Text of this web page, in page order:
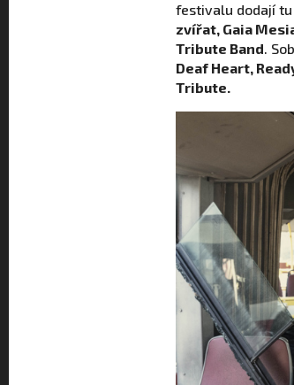
festivalu dodají
zvířat, Gaia
Tribute Band.
Deaf Heart,
Tribute.